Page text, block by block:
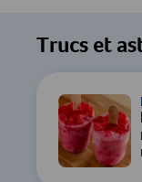
Trucs et